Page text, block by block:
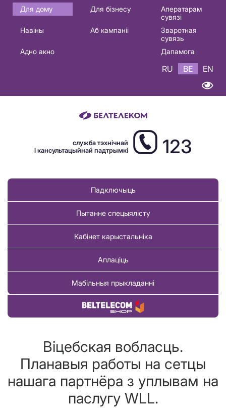
Основная
навигация
Для дому Для бізнесу
Аператарам
сувязі
Навіны
Аб кампаніі
Зваротная
сувязь
Адно акно
Дапамога
RU BE EN
служба тэхнічнай
і кансультацыйнай падтрымкі
123
Падключыць
Пытанне спецыялісту
Кабінет карыстальніка
Аплаціць
Мабільныя прыкладанні
Купіць тавар
Віцебская вобласць.
Планавыя работы на сетцы
нашага партнёра з уплывам на
паслугу WLL.